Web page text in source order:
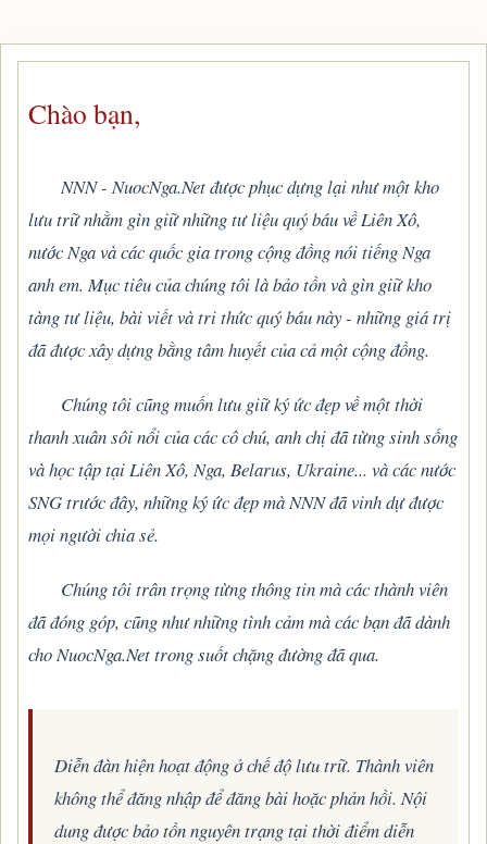
Chào bạn,
NNN - NuocNga.Net được phục dựng lại như một kho
lưu trữ nhằm gìn giữ những tư liệu quý báu về Liên Xô,
nước Nga và các quốc gia trong cộng đồng nói tiếng Nga
anh em. Mục tiêu của chúng tôi là bảo tồn và gìn giữ kho
tàng tư liệu, bài viết và tri thức quý báu này - những giá trị
đã được xây dựng bằng tâm huyết của cả một cộng đồng.
Chúng tôi cũng muốn lưu giữ ký ức đẹp về một thời
thanh xuân sôi nổi của các cô chú, anh chị đã từng sinh sống
và học tập tại Liên Xô, Nga, Belarus, Ukraine... và các nước
SNG trước đây, những ký ức đẹp mà NNN đã vinh dự được
mọi người chia sẻ.
Chúng tôi trân trọng từng thông tin mà các thành viên
đã đóng góp, cũng như những tình cảm mà các bạn đã dành
cho NuocNga.Net trong suốt chặng đường đã qua.
Diễn đàn hiện hoạt động ở chế độ lưu trữ. Thành viên
không thể đăng nhập để đăng bài hoặc phản hồi. Nội
dung được bảo tồn nguyên trạng tại thời điểm diễn